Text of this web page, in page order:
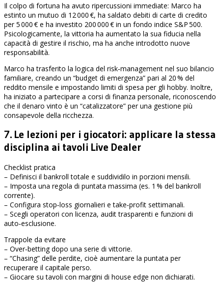
Il colpo di fortuna ha avuto ripercussioni immediate: Marco ha
estinto un mutuo di 12 000 €, ha saldato debiti di carte di credito
per 5 000 € e ha investito 200 000 € in un fondo indice S&P 500.
Psicologicamente, la vittoria ha aumentato la sua fiducia nella
capacità di gestire il rischio, ma ha anche introdotto nuove
responsabilità.
Marco ha trasferito la logica del risk‑management nel suo bilancio
familiare, creando un “budget di emergenza” pari al 20 % del
reddito mensile e impostando limiti di spesa per gli hobby. Inoltre,
ha iniziato a partecipare a corsi di finanza personale, riconoscendo
che il denaro vinto è un “catalizzatore” per una gestione più
consapevole della ricchezza.
7. Le lezioni per i giocatori: applicare la stessa
disciplina ai tavoli Live Dealer
Checklist pratica
– Definisci il bankroll totale e suddividilo in porzioni mensili.
– Imposta una regola di puntata massima (es. 1 % del bankroll
corrente).
– Configura stop‑loss giornalieri e take‑profit settimanali.
– Scegli operatori con licenza, audit trasparenti e funzioni di
auto‑esclusione.
Trappole da evitare
– Over‑betting dopo una serie di vittorie.
– “Chasing” delle perdite, cioè aumentare la puntata per
recuperare il capitale perso.
– Giocare su tavoli con margini di house edge non dichiarati.